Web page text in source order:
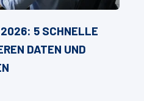
5 SCHNELLE
DATEN UND